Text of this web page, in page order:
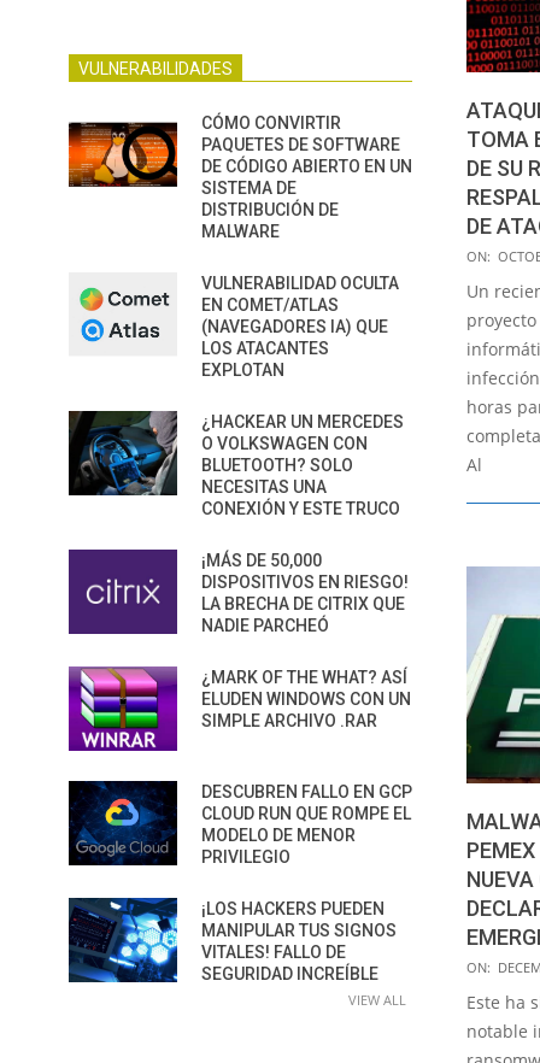
TOMA
DE SU
DE
2020-
10-
ON:
Un
horas
Al
2019-
12-
16
ON:
Este ha
notable
VULNERABILIDADES
CÓMO CONVIRTIR
PAQUETES DE SOFTWARE
DE CÓDIGO ABIERTO EN UN
SISTEMA DE
DISTRIBUCIÓN DE
MALWARE
VULNERABILIDAD OCULTA
EN COMET/ATLAS
(NAVEGADORES IA) QUE
LOS ATACANTES
EXPLOTAN
¿HACKEAR UN MERCEDES
O VOLKSWAGEN CON
BLUETOOTH? SOLO
NECESITAS UNA
CONEXIÓN Y ESTE TRUCO
¡MÁS DE 50,000
DISPOSITIVOS EN RIESGO!
LA BRECHA DE CITRIX QUE
NADIE PARCHEÓ
¿MARK OF THE WHAT? ASÍ
ELUDEN WINDOWS CON UN
SIMPLE ARCHIVO .RAR
DESCUBREN FALLO EN GCP
CLOUD RUN QUE ROMPE EL
MODELO DE MENOR
PRIVILEGIO
¡LOS HACKERS PUEDEN
MANIPULAR TUS SIGNOS
VITALES! FALLO DE
SEGURIDAD INCREÍBLE
VIEW ALL